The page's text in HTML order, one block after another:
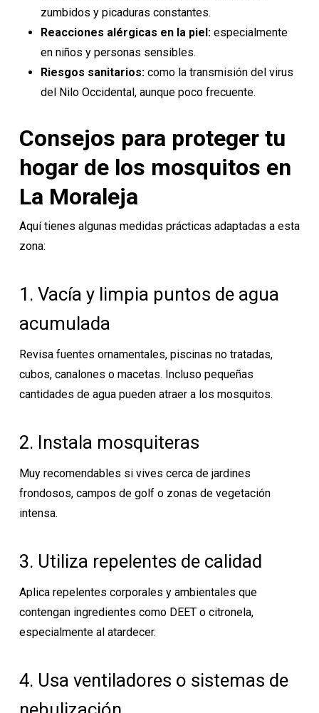
zumbidos y picaduras constantes.
Reacciones alérgicas en la piel:especialmente
en niños y personas sensibles.
Riesgos sanitarios:como la transmisión del virus
del Nilo Occidental, aunque poco frecuente.
Consejos para proteger tu
hogar de los mosquitos en
La Moraleja
Aquí tienes algunas medidas prácticas adaptadas a esta
zona:
1. Vacía y limpia puntos de agua
acumulada
Revisa fuentes ornamentales, piscinas no tratadas,
cubos, canalones o macetas. Incluso pequeñas
cantidades de agua pueden atraer a los mosquitos.
2. Instala mosquiteras
Muy recomendables si vives cerca de jardines
frondosos, campos de golf o zonas de vegetación
intensa.
3. Utiliza repelentes de calidad
Aplica repelentes corporales y ambientales que
contengan ingredientes como DEET o citronela,
especialmente al atardecer.
4. Usa ventiladores o sistemas de